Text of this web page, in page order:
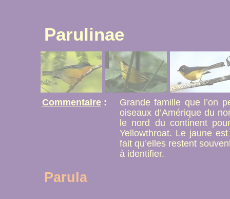
Parulinae
Commentaire :
Grande famille que l’on
oiseaux d’Amérique du
le nord du continent
Yellowthroat. Le jaune
fait qu’elles restent
à identifier.
Parula